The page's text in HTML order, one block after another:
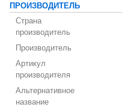
ПРОИЗВОДИТЕЛЬ
Страна
производитель
Производитель
Артикул
производителя
Альтернативное
название